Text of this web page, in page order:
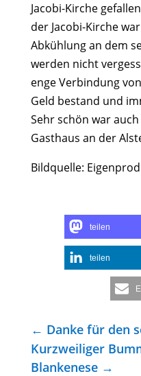
Jacobi-Kirche
der Jacobi-Kirche
Abkühlung an dem
werden nicht
enge Verbindung
Geld bestand und
Sehr schön war
Gasthaus an der
Bildquelle:
teilen
teilen
← Danke für den
Kurzweiliger
Blankenese→